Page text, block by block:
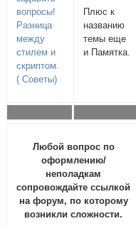
вопросы!
Разница
между
стилем и
скриптом.
( Советы)
Плюс к
названию
темы еще
и Памятка.
Любой вопрос по
оформлению/
неполадкам
сопровождайте ссылкой
на форум, по которому
возникли сложности.